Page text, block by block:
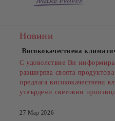
Новини
Висококачествена
С удоволствие Ви
разширява своята
предлага висококачествена
утвърдени световни
27 Мар 2026